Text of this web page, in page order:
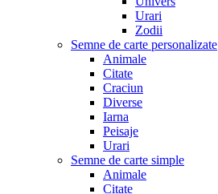
Urari
Zodii
Semne de carte personalizate
Animale
Citate
Craciun
Diverse
Iarna
Peisaje
Urari
Semne de carte simple
Animale
Citate